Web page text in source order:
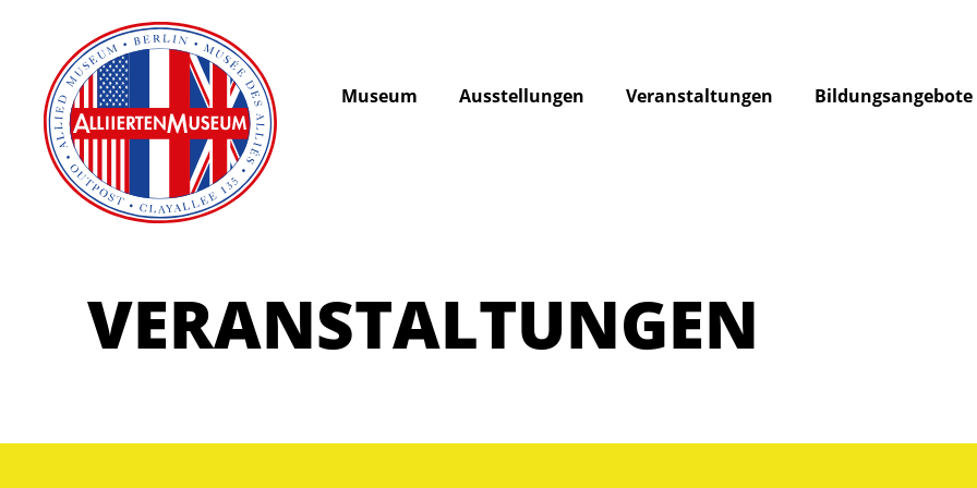
Museum Ausstellungen Veranstaltungen Bildungsangebote
VERANSTALTUNGEN